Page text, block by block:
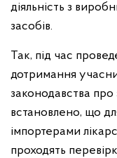
діяльність з
засобів.
Так, під час
дотримання
законодавства про
встановлено, що
імпортерами
проходять